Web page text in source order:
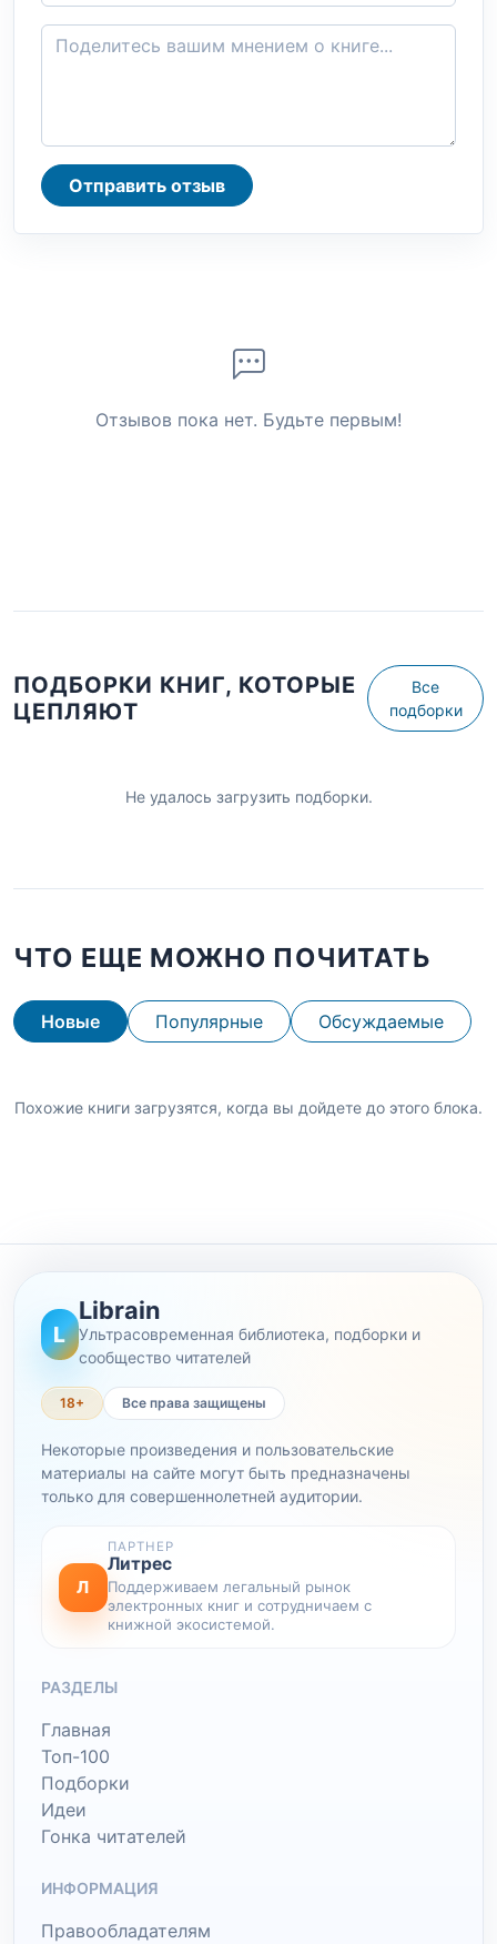
Отправить отзыв
Отзывов пока нет. Будьте первым!
ПОДБОРКИ КНИГ, КОТОРЫЕ
ЦЕПЛЯЮТ
Все
подборки
Не удалось загрузить подборки.
ЧТО ЕЩЕ МОЖНО ПОЧИТАТЬ
Новые Популярные Обсуждаемые
Похожие книги загрузятся, когда вы дойдете до этого блока.
L
Librain
Ультрасовременная библиотека, подборки и
сообщество читателей
18+ Все права защищены
Некоторые произведения и пользовательские
материалы на сайте могут быть предназначены
только для совершеннолетней аудитории.
Л
ПАРТНЕР
Литрес
Поддерживаем легальный рынок
электронных книг и сотрудничаем с
книжной экосистемой.
РАЗДЕЛЫ
Главная
Топ-100
Подборки
Идеи
Гонка читателей
ИНФОРМАЦИЯ
Правообладателям